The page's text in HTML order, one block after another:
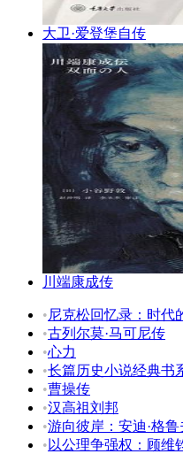
大卫·爱登堡自传
川端康成传
•尼克松回忆录：时代
•古列尔莫·马可尼传
•心力
•长篇历史小说经典书
•曹操传
•汉高祖刘邦
•游向彼岸：安迪·格
• 以公理争强权：顾维